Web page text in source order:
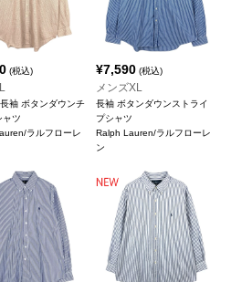
(税込)
袖 ボタンダウンチ
ャツ
ラルフローレ
¥7,590 (税込)
メンズXL
長袖 ボタンダウンストライ
プシャツ
Ralph Lauren/ラルフローレ
ン